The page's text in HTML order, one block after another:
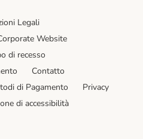
Legali
Website
di recesso
Contatto
di Pagamento
Privacy
di accessibilità